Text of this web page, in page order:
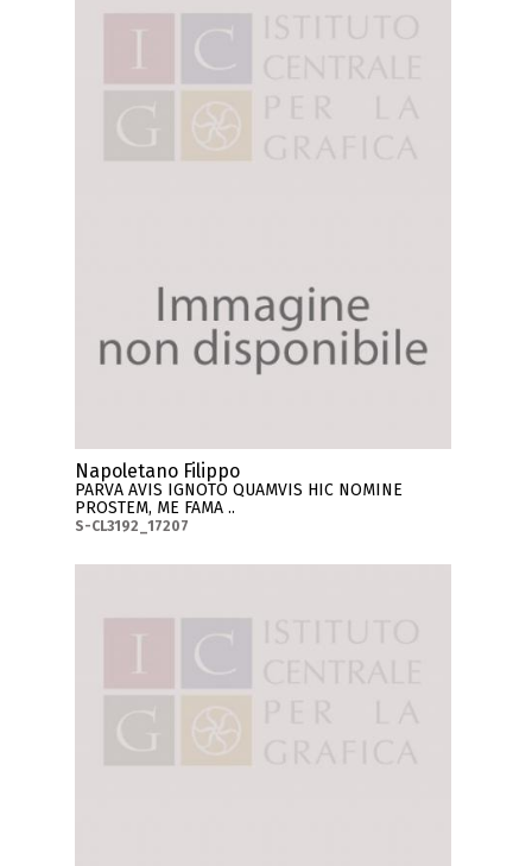
Napoletano Filippo
PARVA AVIS IGNOTO QUAMVIS HIC NOMINE
PROSTEM, ME FAMA ..
S-CL3192_17207